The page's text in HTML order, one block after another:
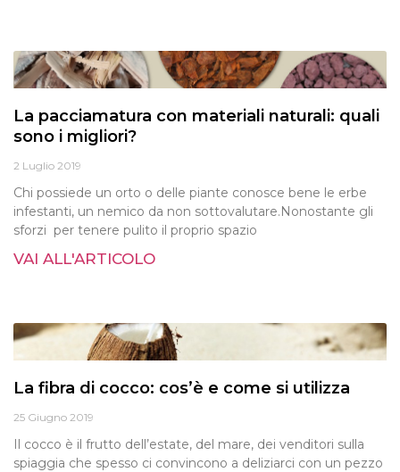
La pacciamatura con materiali naturali: quali
sono i migliori?
2 Luglio 2019
Chi possiede un orto o delle piante conosce bene le erbe
infestanti, un nemico da non sottovalutare.Nonostante gli
sforzi per tenere pulito il proprio spazio
VAI ALL'ARTICOLO
La fibra di cocco: cos’è e come si utilizza
25 Giugno 2019
Il cocco è il frutto dell’estate, del mare, dei venditori sulla
spiaggia che spesso ci convincono a deliziarci con un pezzo